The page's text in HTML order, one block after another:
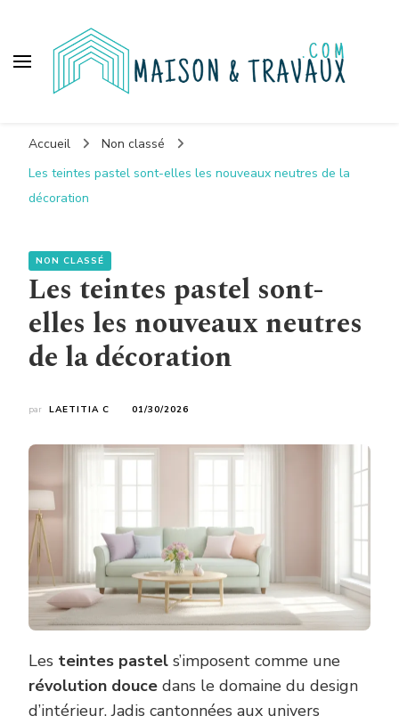
Accueil
Non classé
Les teintes pastel sont-elles les nouveaux neutres de la
décoration
NON CLASSÉ
Les teintes pastel sont-
elles les nouveaux neutres
de la décoration
par LAETITIA C 01/30/2026
Les teintes pastel s’imposent comme une
révolution douce dans le domaine du design
d’intérieur. Jadis cantonnées aux univers